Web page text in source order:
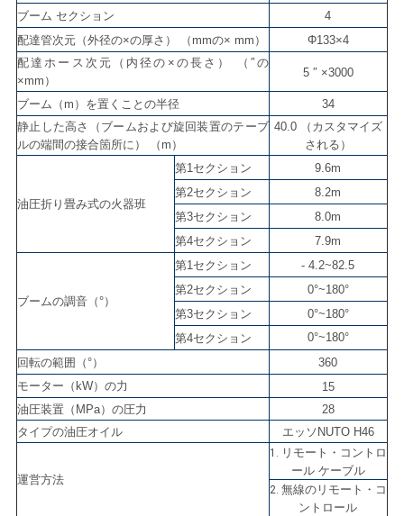
引
用
を
要
し
い
地
図
PRIVACY
ブーム セクション
4
配達管次元（外径の×の厚さ） （mmの× mm）
Φ133×4
配達ホース次元（内径の×の長さ） （″の
×mm）
5 ″ ×3000
ブーム（m）を置くことの半径
34
静止した高さ（ブームおよび旋回装置のテーブ
ルの端間の接合箇所に） （m）
40.0 （カスタマイズ
される）
油圧折り畳み式の火器班
第1セクション
9.6m
第2セクション
8.2m
第3セクション
8.0m
第4セクション
7.9m
ブームの調音（°）
第1セクション
- 4.2~82.5
第2セクション
0°~180°
第3セクション
0°~180°
第4セクション
0°~180°
回転の範囲（°）
360
モーター（kW）の力
15
油圧装置（MPa）の圧力
28
タイプの油圧オイル
エッソNUTO H46
運営方法
1. リモート・コントロ
ール ケーブル
2. 無線のリモート・コ
ントロール